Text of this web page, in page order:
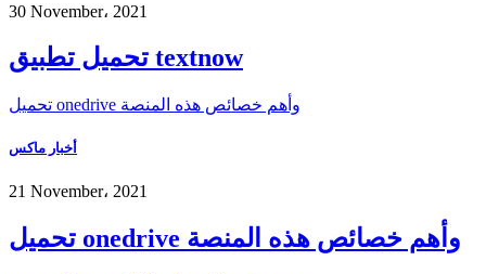
30 November، 2021
تحميل تطبيق textnow
تحميل onedrive وأهم خصائص هذه المنصة
أخبار ماكس
21 November، 2021
تحميل onedrive وأهم خصائص هذه المنصة